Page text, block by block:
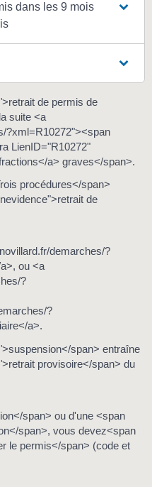
dans les 9 mois
de permis de
suite <a
?xml=R10272"><span
LienID="R10272"
a> graves</span>.
procédures</span>
de
demarches/?
ou <a
?
?
a>.
span> entraîne
provisoire</span> du
span> ou d'une <span
span>, vous devez<span
le permis</span> (code et